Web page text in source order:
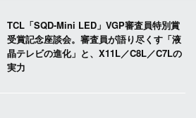
TCL「SQD-Mini LED」VGP審査員特別賞
受賞記念座談会。審査員が語り尽くす「液
晶テレビの進化」と、X11L／C8L／C7Lの
実力